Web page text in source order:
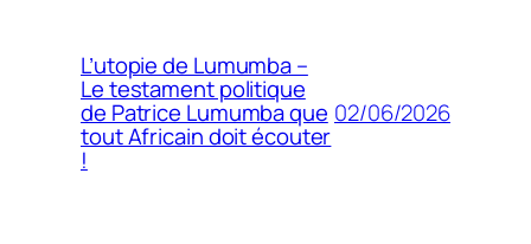
L’utopie de Lumumba –
Le testament politique
de Patrice Lumumba que
tout Africain doit écouter
!
02/06/2026